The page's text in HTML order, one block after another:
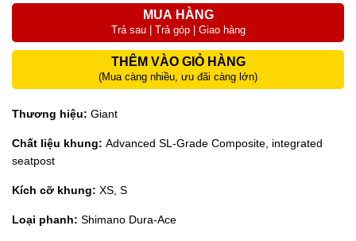
MUA HÀNG
Trả sau | Trả góp | Giao hàng
THÊM VÀO GIỎ HÀNG
(Mua càng nhiều, ưu đãi càng lớn)
Thương hiệu: Giant
Chất liệu khung: Advanced SL-Grade Composite, integrated
seatpost
Kích cỡ khung: XS, S
Loại phanh: Shimano Dura-Ace